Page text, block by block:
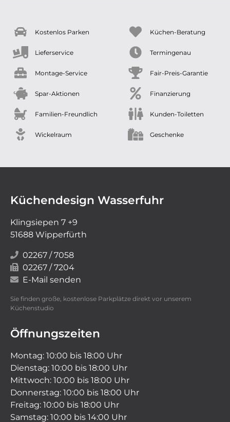
Kostenlos Parken Küchen-Beratung
Lieferservice Termingenau
Montage-Service Fair-Preis-Garantie
Spar-Aktionen Finanzierung
Familien-Freundlich Kunden-Toiletten
Wickelraum Geschenke
Küchendesign Wasserfuhr
Klingsiepen 7 +9
51688 Wipperfürth
02267 / 7058
02267 / 7204
E-Mail senden
Sie finden große, kostenlose Parkplätze direkt vor unserem
Küchenstudio
Öffnungszeiten
Montag: 10:00 bis 18:00 Uhr
Dienstag: 10:00 bis 18:00 Uhr
Mittwoch: 10:00 bis 18:00 Uhr
Donnerstag: 10:00 bis 18:00 Uhr
Freitag: 10:00 bis 18:00 Uhr
Samstag: 10:00 bis 14:00 Uhr